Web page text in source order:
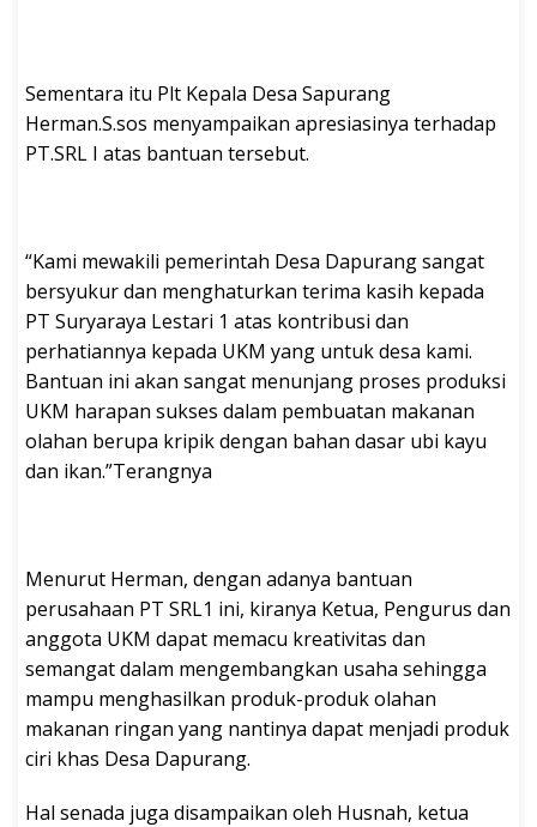
Sementara itu Plt Kepala Desa Sapurang
Herman.S.sos menyampaikan apresiasinya terhadap
PT.SRL I atas bantuan tersebut.
“Kami mewakili pemerintah Desa Dapurang sangat
bersyukur dan menghaturkan terima kasih kepada
PT Suryaraya Lestari 1 atas kontribusi dan
perhatiannya kepada UKM yang untuk desa kami.
Bantuan ini akan sangat menunjang proses produksi
UKM harapan sukses dalam pembuatan makanan
olahan berupa kripik dengan bahan dasar ubi kayu
dan ikan.”Terangnya
Menurut Herman, dengan adanya bantuan
perusahaan PT SRL1 ini, kiranya Ketua, Pengurus dan
anggota UKM dapat memacu kreativitas dan
semangat dalam mengembangkan usaha sehingga
mampu menghasilkan produk-produk olahan
makanan ringan yang nantinya dapat menjadi produk
ciri khas Desa Dapurang.
Hal senada juga disampaikan oleh Husnah, ketua